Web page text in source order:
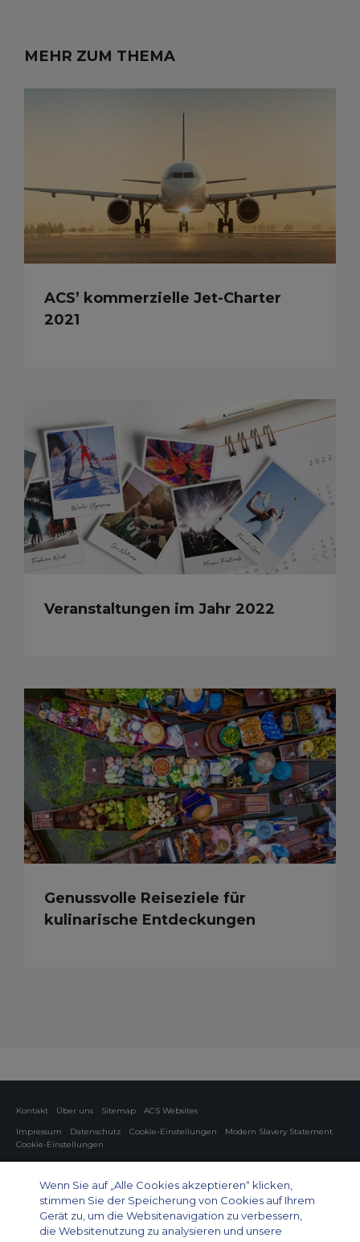
MEHR ZUM THEMA
ACS’ kommerzielle Jet-Charter
2021
Veranstaltungen im Jahr 2022
Genussvolle Reiseziele für
kulinarische Entdeckungen
Kontakt Über uns Sitemap
ACS Websites
Impressum
Datenschutz Cookie-Einstellungen
Modern Slavery Statement
Cookie-Einstellungen
Charter von Privatflugzeugen
Gruppen-Charterflüge
Cargo Charter
Private Charter App
Wenn Sie auf „Alle Cookies akzeptieren“ klicken,
stimmen Sie der Speicherung von Cookies auf Ihrem
Gerät zu, um die Websitenavigation zu verbessern,
die Websitenutzung zu analysieren und unsere